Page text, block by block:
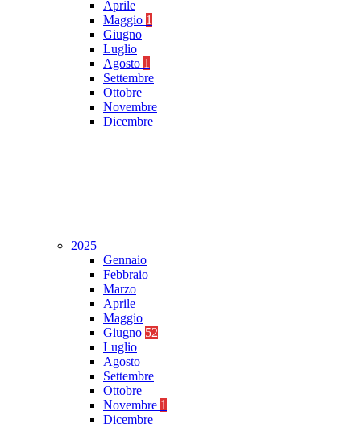
Aprile
Maggio 1
Giugno
Luglio
Agosto 1
Settembre
Ottobre
Novembre
Dicembre
2025
Gennaio
Febbraio
Marzo
Aprile
Maggio
Giugno 52
Luglio
Agosto
Settembre
Ottobre
Novembre 1
Dicembre